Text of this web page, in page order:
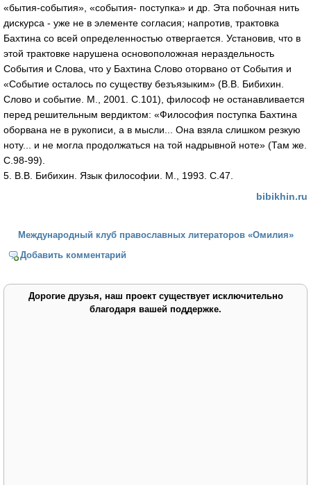
«бытия-события», «события- поступка» и др. Эта побочная нить
дискурса - уже не в элементе согласия; напротив, трактовка
Бахтина со всей определенностью отвергается. Установив, что в
этой трактовке нарушена основоположная нераздельность
События и Слова, что у Бахтина Слово оторвано от События и
«Событие осталось по существу безъязыким» (В.В. Бибихин.
Слово и событие. М., 2001. С.101), философ не останавливается
перед решительным вердиктом: «Философия поступка Бахтина
оборвана не в рукописи, а в мысли... Она взяла слишком резкую
ноту... и не могла продолжаться на той надрывной ноте» (Там же.
С.98-99).
5. В.В. Бибихин. Язык философии. М., 1993. С.47.
bibikhin.ru
Международный клуб православных литераторов «Омилия»
Добавить комментарий
Дорогие друзья, наш проект существует исключительно
благодаря вашей поддержке.